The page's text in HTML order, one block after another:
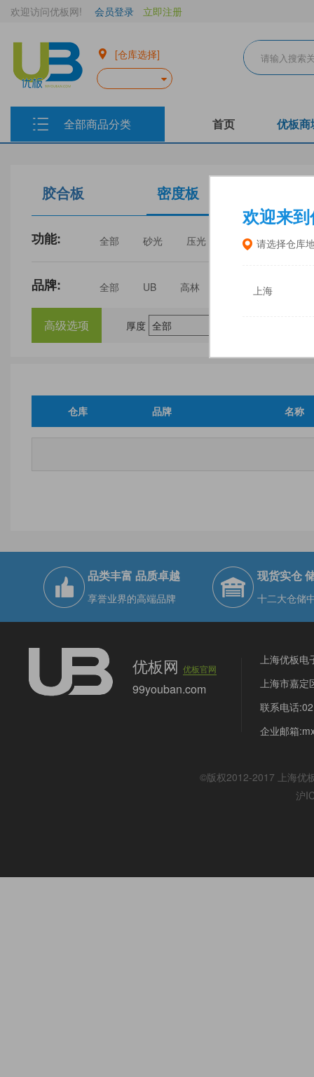
欢迎来到
请选择仓库
上海
欢迎访问优板网! 会员登录 立即注册
[仓库选择]
全部商品分类 首页 优板商
胶合板 密度板
功能: 全部 砂光 压光 家具 门板
品牌: 全部 UB 高林 中福
三威
建瓯福人
高级选项 厚度
仓库 品牌 名称
品类丰富 品质卓越
享誉业界的高端品牌
现货实仓
十二大仓储
优板网优板官网
99youban.com
上海优板电
上海市嘉定
联系电话
企业邮箱
©版权2012-2017 上海优
沪